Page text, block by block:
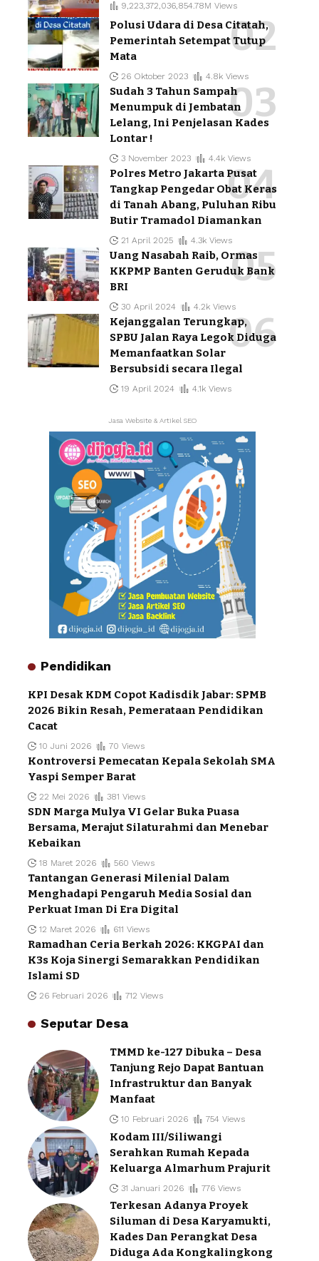
9,223,372,036,854.78M Views
Polusi Udara di Desa Citatah,
Pemerintah Setempat Tutup
Mata
26 Oktober 2023 4.8k Views
Sudah 3 Tahun Sampah
Menumpuk di Jembatan
Lelang, Ini Penjelasan Kades
Lontar !
3 November 2023 4.4k Views
Polres Metro Jakarta Pusat
Tangkap Pengedar Obat Keras
di Tanah Abang, Puluhan Ribu
Butir Tramadol Diamankan
21 April 2025 4.3k Views
Uang Nasabah Raib, Ormas
KKPMP Banten Geruduk Bank
BRI
30 April 2024 4.2k Views
Kejanggalan Terungkap,
SPBU Jalan Raya Legok Diduga
Memanfaatkan Solar
Bersubsidi secara Ilegal
19 April 2024 4.1k Views
Jasa Website & Artikel SEO
Pendidikan
KPI Desak KDM Copot Kadisdik Jabar: SPMB
2026 Bikin Resah, Pemerataan Pendidikan
Cacat
10 Juni 2026 70 Views
Kontroversi Pemecatan Kepala Sekolah SMA
Yaspi Semper Barat
22 Mei 2026 381 Views
SDN Marga Mulya VI Gelar Buka Puasa
Bersama, Merajut Silaturahmi dan Menebar
Kebaikan
18 Maret 2026 560 Views
Tantangan Generasi Milenial Dalam
Menghadapi Pengaruh Media Sosial dan
Perkuat Iman Di Era Digital
12 Maret 2026 611 Views
Ramadhan Ceria Berkah 2026: KKGPAI dan
K3s Koja Sinergi Semarakkan Pendidikan
Islami SD
26 Februari 2026 712 Views
Seputar Desa
TMMD ke-127 Dibuka – Desa
Tanjung Rejo Dapat Bantuan
Infrastruktur dan Banyak
Manfaat
10 Februari 2026 754 Views
Kodam III/Siliwangi
Serahkan Rumah Kepada
Keluarga Almarhum Prajurit
31 Januari 2026 776 Views
Terkesan Adanya Proyek
Siluman di Desa Karyamukti,
Kades Dan Perangkat Desa
Diduga Ada Kongkalingkong